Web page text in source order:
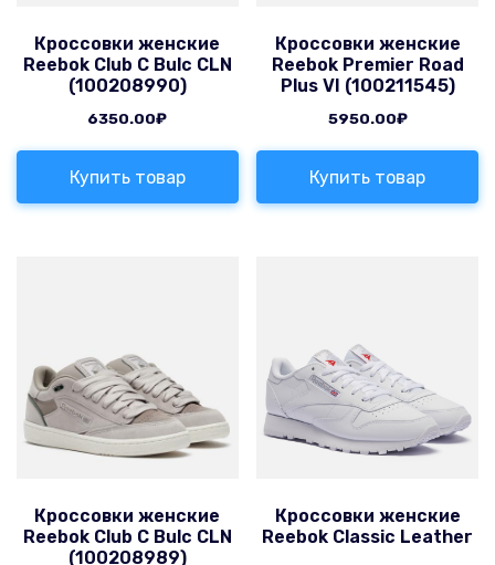
Кроссовки женские
Reebok Club C Bulc CLN
(100208990)
6350.00₽
Купить товар
Кроссовки женские
Reebok Premier Road
Plus VI (100211545)
5950.00₽
Купить товар
Кроссовки женские
Reebok Club C Bulc CLN
(100208989)
Кроссовки женские
Reebok Classic Leather